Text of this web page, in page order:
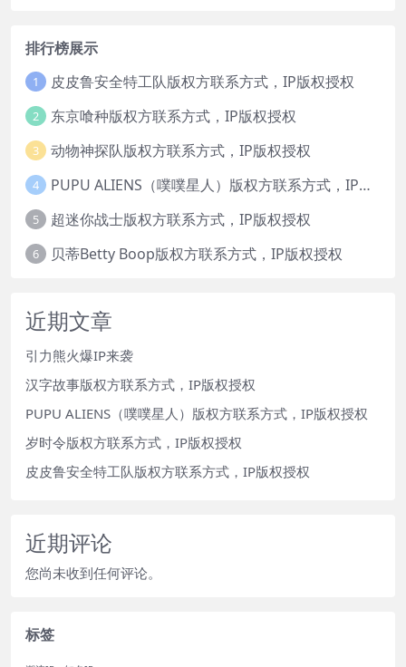
排行榜展示
1 皮皮鲁安全特工队版权方联系方式，IP版权授权
2 东京喰种版权方联系方式，IP版权授权
3 动物神探队版权方联系方式，IP版权授权
4 PUPU ALIENS（噗噗星人）版权方联系方式，IP版权授权
5 超迷你战士版权方联系方式，IP版权授权
6 贝蒂Betty Boop版权方联系方式，IP版权授权
近期文章
引力熊火爆IP来袭
汉字故事版权方联系方式，IP版权授权
PUPU ALIENS（噗噗星人）版权方联系方式，IP版权授权
岁时令版权方联系方式，IP版权授权
皮皮鲁安全特工队版权方联系方式，IP版权授权
近期评论
您尚未收到任何评论。
标签